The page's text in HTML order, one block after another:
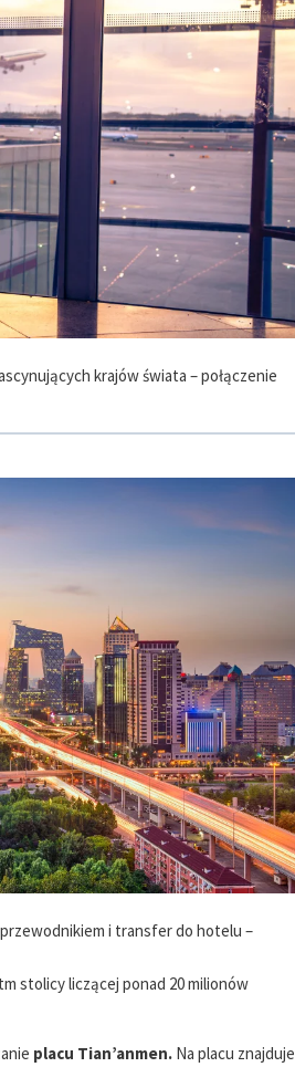
krajów świata – połączenie
i transfer do hotelu –
stolicy liczącej ponad 20 milionów
placu Tian’anmen. Na placu znajduje